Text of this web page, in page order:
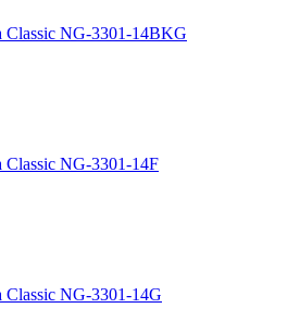
Classic NG-3301-14BKG
NG-3301-14F
NG-3301-14G